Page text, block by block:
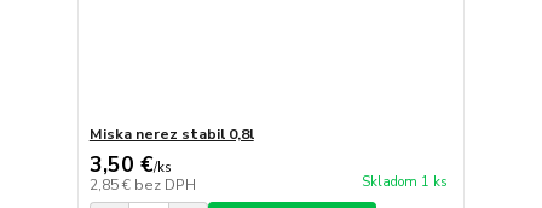
Miska nerez stabil 0,8l
3,50 €/ks
2,85 € bez DPH Skladom 1 ks